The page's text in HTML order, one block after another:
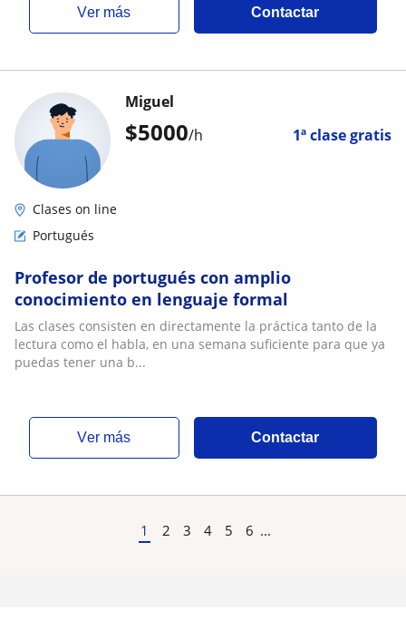
ver más Contactar
$5000/h 1ª clase gratis
Miguel
Clases on line
Portugués
Profesor de portugués con amplio
conocimiento en lenguaje formal
Las clases consisten en directamente la práctica tanto de la
lectura como el habla, en una semana suficiente para que ya
puedas tener una b...
ver más Contactar
1 2 3 4 5 6 ...